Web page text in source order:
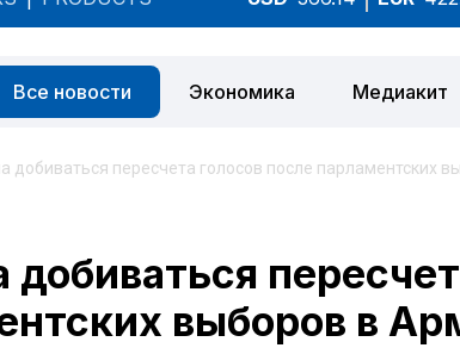
Все новости Экономика Медиакит
добиваться пересчета голосов после парламентских
выборов в